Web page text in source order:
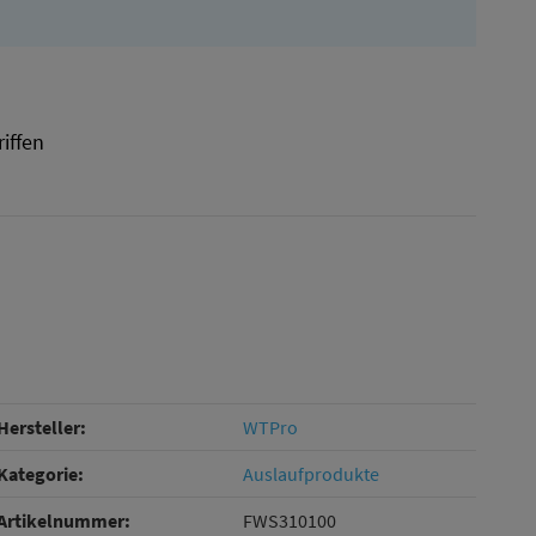
WTPro
Auslaufprodukte
FWS310100